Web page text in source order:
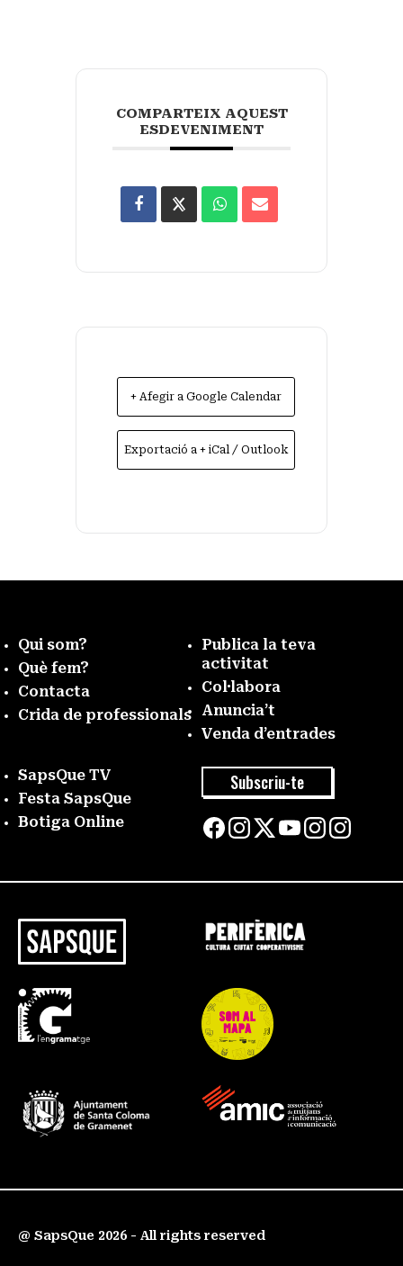
COMPARTEIX AQUEST
ESDEVENIMENT
+ Afegir a Google Calendar
Exportació a + iCal / Outlook
Qui som?
Què fem?
Contacta
Crida de professionals
Publica la teva
activitat
Col·labora
Anuncia’t
Venda d’entrades
SapsQue TV
Festa SapsQue
Botiga Online
Subscriu-te
@ SapsQue 2026 - All rights reserved